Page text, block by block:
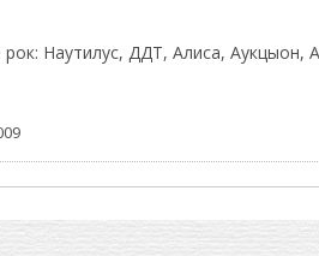
Наутилус, ДДТ, Алиса, Аукцыон,